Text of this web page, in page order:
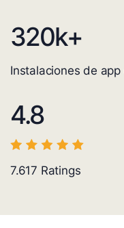
320k+
Instalaciones de
4.8
7.617 Ratings